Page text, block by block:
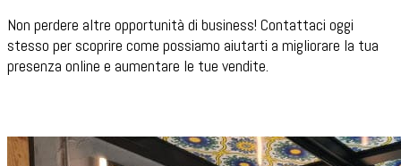
Non perdere altre opportunità di business! Contattaci oggi
stesso per scoprire come possiamo aiutarti a migliorare la tua
presenza online e aumentare le tue vendite.